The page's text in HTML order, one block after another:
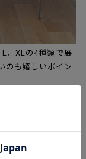
、XLの4種類で展
のも嬉しいポイン